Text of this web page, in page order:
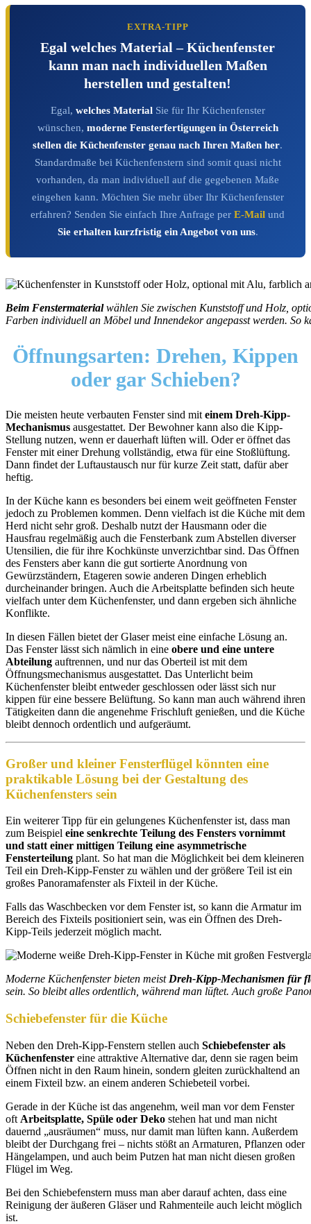
EXTRA-TIPP
Egal welches Material – Küchenfenster
kann man nach individuellen Maßen
herstellen und gestalten!
Egal, welches MaterialSie für Ihr Küchenfenster
wünschen, moderne Fensterfertigungen in Österreich
stellen die Küchenfenster genau nach Ihren Maßen her.
Standardmaße bei Küchenfenstern sind somit quasi nicht
vorhanden, da man individuell auf die gegebenen Maße
eingehen kann. Möchten Sie mehr über Ihr Küchenfenster
erfahren? Senden Sie einfach Ihre Anfrage per E-Mail und
Sie erhalten kurzfristig ein Angebot von uns.
Beim Fenstermaterialwählen Sie zwischen Kunststoff und Holz,
Farben individuell an Möbel und Innendekor angepasst werden. So
Öffnungsarten: Drehen, Kippen
oder gar Schieben?
Die meisten heute verbauten Fenster sind mit einem Dreh-Kipp-
Mechanismus ausgestattet. Der Bewohner kann also die Kipp-
Stellung nutzen, wenn er dauerhaft lüften will. Oder er öffnet das
Fenster mit einer Drehung vollständig, etwa für eine Stoßlüftung.
Dann findet der Luftaustausch nur für kurze Zeit statt, dafür aber
heftig.
In der Küche kann es besonders bei einem weit geöffneten Fenster
jedoch zu Problemen kommen. Denn vielfach ist die Küche mit dem
Herd nicht sehr groß. Deshalb nutzt der Hausmann oder die
Hausfrau regelmäßig auch die Fensterbank zum Abstellen diverser
Utensilien, die für ihre Kochkünste unverzichtbar sind. Das Öffnen
des Fensters aber kann die gut sortierte Anordnung von
Gewürzständern, Etageren sowie anderen Dingen erheblich
durcheinander bringen. Auch die Arbeitsplatte befinden sich heute
vielfach unter dem Küchenfenster, und dann ergeben sich ähnliche
Konflikte.
In diesen Fällen bietet der Glaser meist eine einfache Lösung an.
Das Fenster lässt sich nämlich in eine obere und eine untere
Abteilung auftrennen, und nur das Oberteil ist mit dem
Öffnungsmechanismus ausgestattet. Das Unterlicht beim
Küchenfenster bleibt entweder geschlossen oder lässt sich nur
kippen für eine bessere Belüftung. So kann man auch während ihren
Tätigkeiten dann die angenehme Frischluft genießen, und die Küche
bleibt dennoch ordentlich und aufgeräumt.
Großer und kleiner Fensterflügel könnten eine
praktikable Lösung bei der Gestaltung des
Küchenfensters sein
Ein weiterer Tipp für ein gelungenes Küchenfenster ist, dass man
zum Beispiel eine senkrechte Teilung des Fensters vornimmt
und statt einer mittigen Teilung eine asymmetrische
Fensterteilung plant. So hat man die Möglichkeit bei dem kleineren
Teil ein Dreh-Kipp-Fenster zu wählen und der größere Teil ist ein
großes Panoramafenster als Fixteil in der Küche.
Falls das Waschbecken vor dem Fenster ist, so kann die Armatur im
Bereich des Fixteils positioniert sein, was ein Öffnen des Dreh-
Kipp-Teils jederzeit möglich macht.
Moderne Küchenfenster bieten meist Dreh-Kipp-Mechanismen für
sein. So bleibt alles ordentlich, während man lüftet. Auch große
Schiebefenster für die Küche
Neben den Dreh-Kipp-Fenstern stellen auch Schiebefenster als
Küchenfenster eine attraktive Alternative dar, denn sie ragen beim
Öffnen nicht in den Raum hinein, sondern gleiten zurückhaltend an
einem Fixteil bzw. an einem anderen Schiebeteil vorbei.
Gerade in der Küche ist das angenehm, weil man vor dem Fenster
oft Arbeitsplatte, Spüle oder Deko stehen hat und man nicht
dauernd „ausräumen“ muss, nur damit man lüften kann. Außerdem
bleibt der Durchgang frei – nichts stößt an Armaturen, Pflanzen oder
Hängelampen, und auch beim Putzen hat man nicht diesen großen
Flügel im Weg.
Bei den Schiebefenstern muss man aber darauf achten, dass eine
Reinigung der äußeren Gläser und Rahmenteile auch leicht möglich
ist.